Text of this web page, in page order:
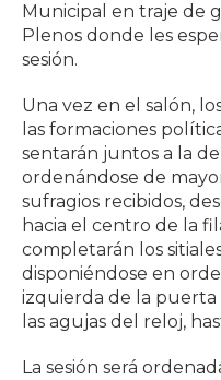
Municipal en traje de
Plenos donde les
sesión.
Una vez en el salón,
las formaciones
sentarán juntos a la
ordenándose de
sufragios recibidos,
hacia el centro de la
completarán los
disponiéndose en
izquierda de la puerta
las agujas del reloj,
La sesión será